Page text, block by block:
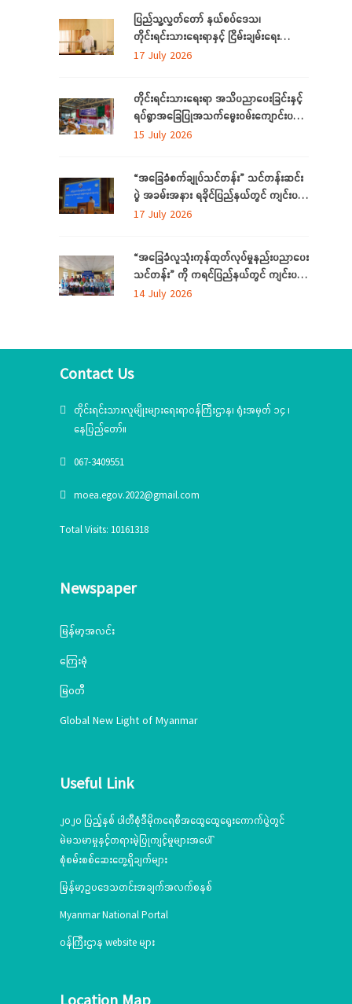
ပြုလုပ်
ပြည်သူ့လွှတ်တော် နယ်စပ်ဒေသ၊
တိုင်းရင်းသားရေးရာနှင့် ငြိမ်းချမ်းရေး
ကော်မတီနှင့် တိုင်းရင်းသားလူမျိုးများရေးရာ
17 July 2026
တိုင်းရင်းသားရေးရာ အသိပညာပေးခြင်းနှင့်
ရပ်ရွာအခြေပြုအသက်မွေးဝမ်းကျောင်းပညာ
လိုအပ်ချက်တို့ကို ဆန်းစစ်စီမံခြင်း အစီအစဉ်
15 July 2026
“အခြေခံစက်ချုပ်သင်တန်း” သင်တန်းဆင်း
ပွဲ အခမ်းအနား ရခိုင်ပြည်နယ်တွင် ကျင်းပ
ပြုလုပ်
17 July 2026
“အခြေခံလူသုံးကုန်ထုတ်လုပ်မှုနည်းပညာပေး
သင်တန်း” ကို ကရင်ပြည်နယ်တွင် ကျင်းပ
ပြုလုပ်
14 July 2026
Contact Us
တိုင်းရင်းသားလူမျိုးများရေးရာဝန်ကြီးဌာန၊ ရုံးအမှတ် ၁၄ ၊
နေပြည်တော်။
067-3409551
moea.egov.2022@gmail.com
Total Visits: 10161318
Newspaper
မြန်မာ့အလင်း
ကြေးမုံ
မြဝတီ
Global New Light of Myanmar
Useful Link
၂၀၂၀ ပြည့်နှစ် ပါတီစုံဒီမိုကရေစီအထွေထွေရွေးကောက်ပွဲတွင်
မဲမသမာမှုနှင့်တရားမဲ့ပြုကျင့်မှုများအပေါ်
စုံစမ်းစစ်ဆေးတွေ့ရှိချက်များ
မြန်မာ့ဥပဒေသတင်းအချက်အလက်စနစ်
Myanmar National Portal
ဝန်ကြီးဌာန website များ
Location Map